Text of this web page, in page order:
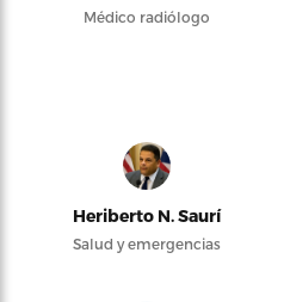
Médico radiólogo
Heriberto N. Saurí
Salud y emergencias